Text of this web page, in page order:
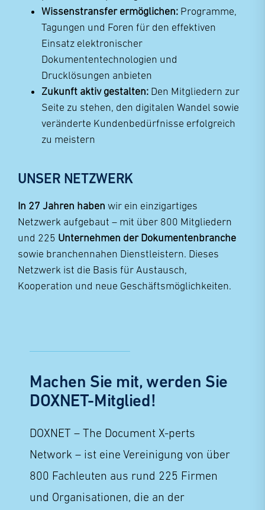
Wissenstransfer ermöglichen:Programme,
Tagungen und Foren für den effektiven
Einsatz elektronischer
Dokumententechnologien und
Drucklösungen anbieten
Zukunft aktiv gestalten:Den Mitgliedern zur
Seite zu stehen, den digitalen Wandel sowie
veränderte Kundenbedürfnisse erfolgreich
zu meistern
UNSER NETZWERK
In 27 Jahren haben wir ein einzigartiges
Netzwerk aufgebaut – mit über 800 Mitgliedern
und 225 Unternehmen der Dokumentenbranche
sowie branchennahen Dienstleistern. Dieses
Netzwerk ist die Basis für Austausch,
Kooperation und neue Geschäftsmöglichkeiten.
Machen Sie mit, werden Sie
DOXNET-Mitglied!
DOXNET – The Document X-perts
Network – ist eine Vereinigung von über
800 Fachleuten aus rund 225 Firmen
und Organisationen, die an der